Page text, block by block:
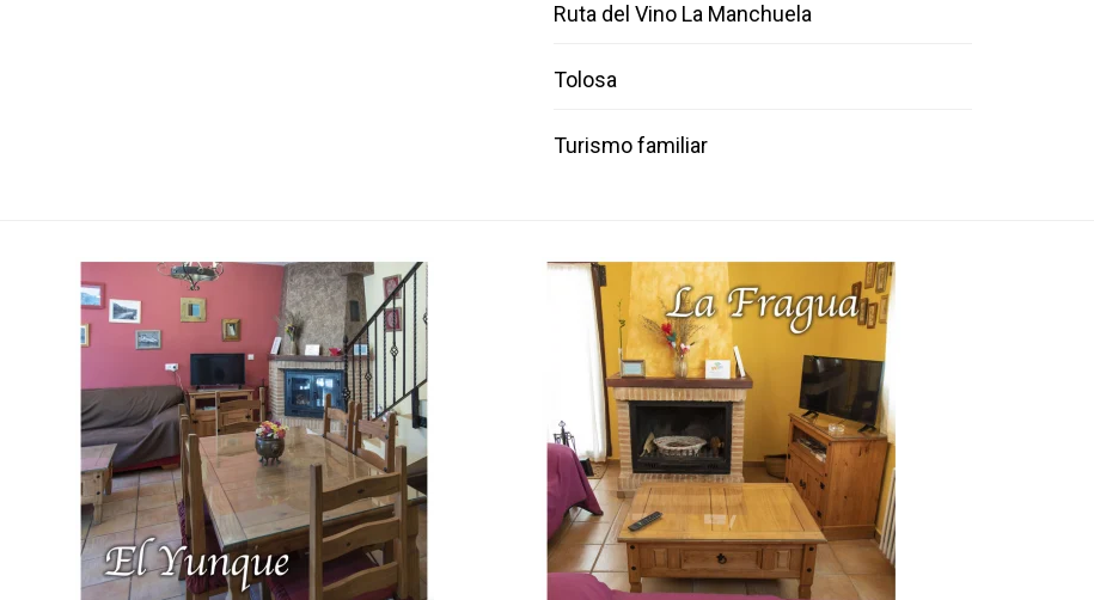
Ruta del Vino La Manchuela
Tolosa
Turismo familiar